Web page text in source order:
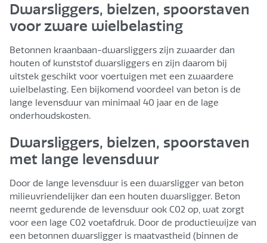
Dwarsliggers, bielzen, spoorstaven
voor zware wielbelasting
Betonnen kraanbaan-dwarsliggers zijn zwaarder dan
houten of kunststof dwarsliggers en zijn daarom bij
uitstek geschikt voor voertuigen met een zwaardere
wielbelasting. Een bijkomend voordeel van beton is de
lange levensduur van minimaal 40 jaar en de lage
onderhoudskosten.
Dwarsliggers, bielzen, spoorstaven
met lange levensduur
Door de lange levensduur is een dwarsligger van beton
milieuvriendelijker dan een houten dwarsligger. Beton
neemt gedurende de levensduur ook C02 op, wat zorgt
voor een lage C02 voetafdruk. Door de productiewijze van
een betonnen dwarsligger is maatvastheid (binnen de